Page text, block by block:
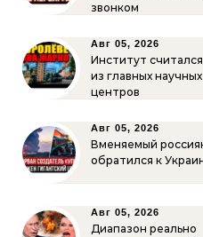
звонком
Авг 05, 2026
Институт
из главных научных
центров
Авг 05, 2026
Вменяемый
обратился к
Авг 05, 2026
Диапазон реально